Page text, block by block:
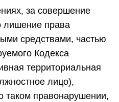
за совершение
лишение права
средствами, частью
Кодекса
территориальная
лицо),
таком правонарушении,